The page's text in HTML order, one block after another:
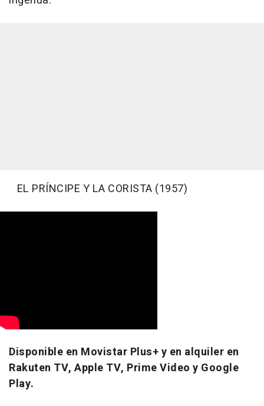
EL PRÍNCIPE Y LA CORISTA (1957)
Disponible en Movistar Plus+ y en alquiler en
Rakuten TV, Apple TV, Prime Video y Google
Play.